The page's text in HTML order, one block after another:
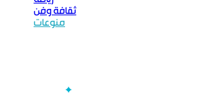
ثقافة وفن
منوعات